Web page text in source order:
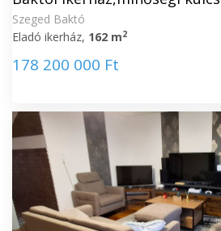
Szeged Baktó
Eladó ikerház, 162 m2
178 200 000 Ft